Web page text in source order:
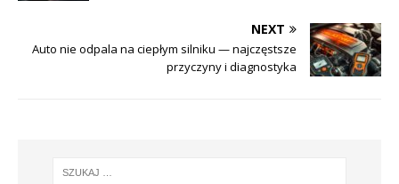
NEXT
Auto nie odpala na ciepłym silniku — najczęstsze
przyczyny i diagnostyka